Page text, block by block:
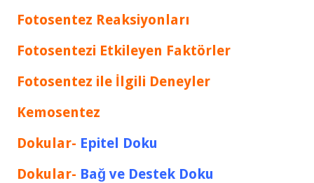
Fotosentez Reaksiyonları
Fotosentezi Etkileyen Faktörler
Fotosentez ile İlgili Deneyler
Kemosentez
Dokular- Epitel Doku
Dokular- Bağ ve Destek Doku